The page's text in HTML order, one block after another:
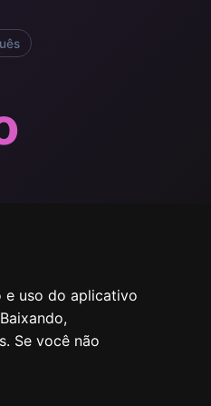
e uso do aplicativo
Se você não